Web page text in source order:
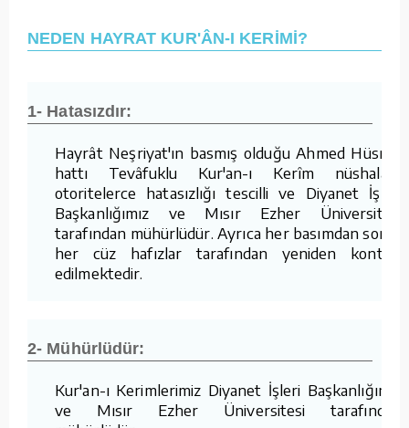
NEDEN HAYRAT KUR'ÂN-I KERİMİ?
1- Hatasızdır:
Hayrât Neşriyat'ın basmış olduğu Ahmed Hüsrev
hattı Tevâfuklu Kur'an-ı Kerîm nüshaları,
otoritelerce hatasızlığı tescilli ve Diyanet İşleri
Başkanlığımız ve Mısır Ezher Üniversitesi
tarafından mühürlüdür. Ayrıca her basımdan sonra
her cüz hafızlar tarafından yeniden kontrol
edilmektedir.
2- Mühürlüdür:
Kur'an-ı Kerimlerimiz Diyanet İşleri Başkanlığımız
ve Mısır Ezher Üniversitesi tarafından